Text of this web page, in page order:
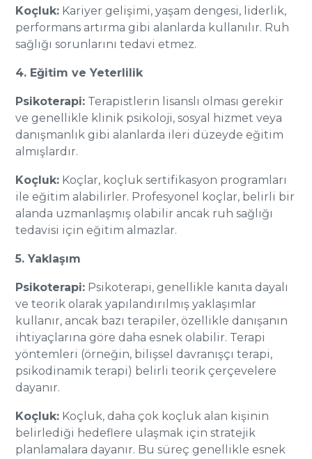
Koçluk: Kariyer gelişimi, yaşam dengesi, liderlik,
performans artırma gibi alanlarda kullanılır. Ruh
sağlığı sorunlarını tedavi etmez.
4. Eğitim ve Yeterlilik
Psikoterapi: Terapistlerin lisanslı olması gerekir
ve genellikle klinik psikoloji, sosyal hizmet veya
danışmanlık gibi alanlarda ileri düzeyde eğitim
almışlardır.
Koçluk: Koçlar, koçluk sertifikasyon programları
ile eğitim alabilirler. Profesyonel koçlar, belirli bir
alanda uzmanlaşmış olabilir ancak ruh sağlığı
tedavisi için eğitim almazlar.
5. Yaklaşım
Psikoterapi: Psikoterapi, genellikle kanıta dayalı
ve teorik olarak yapılandırılmış yaklaşımlar
kullanır, ancak bazı terapiler, özellikle danışanın
ihtiyaçlarına göre daha esnek olabilir. Terapi
yöntemleri (örneğin, bilişsel davranışçı terapi,
psikodinamik terapi) belirli teorik çerçevelere
dayanır.
Koçluk: Koçluk, daha çok koçluk alan kişinin
belirlediği hedeflere ulaşmak için stratejik
planlamalara dayanır. Bu süreç genellikle esnek